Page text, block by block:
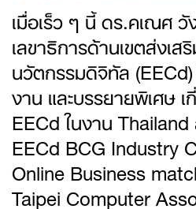
เมื่อเร็ว ๆ นี้ ดร.คเณศ
เลขาธิการด้านเขตส่งเ
นวัตกรรมดิจิทัล
งาน และบรรยายพิเศษ
EECd ในงาน
EECd BCG Industry
Online Business
Taipei Computer